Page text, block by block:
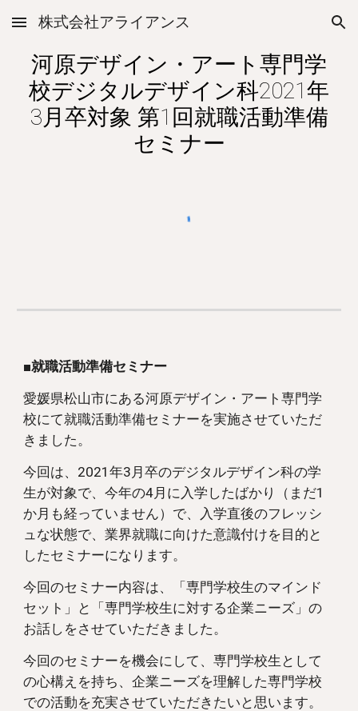
Skip to main content Skip to navigation
株式会社アライアンス
河原デザイン・アート専門学
校デジタルデザイン科2021年
3月卒対象 第1回就職活動準備
セミナー
■就職活動準備セミナー
愛媛県松山市にある河原デザイン・アート専門学
校にて就職活動準備セミナーを実施させていただ
きました。
今回は、2021年3月卒のデジタルデザイン科の学
生が対象で、今年の4月に入学したばかり（まだ1
か月も経っていません）で、入学直後のフレッシ
ュな状態で、業界就職に向けた意識付けを目的と
したセミナーになります。
今回のセミナー内容は、「専門学校生のマインド
セット」と「専門学校生に対する企業ニーズ」の
お話しをさせていただきました。
今回のセミナーを機会にして、専門学校生として
の心構えを持ち、企業ニーズを理解した専門学校
での活動を充実させていただきたいと思います。